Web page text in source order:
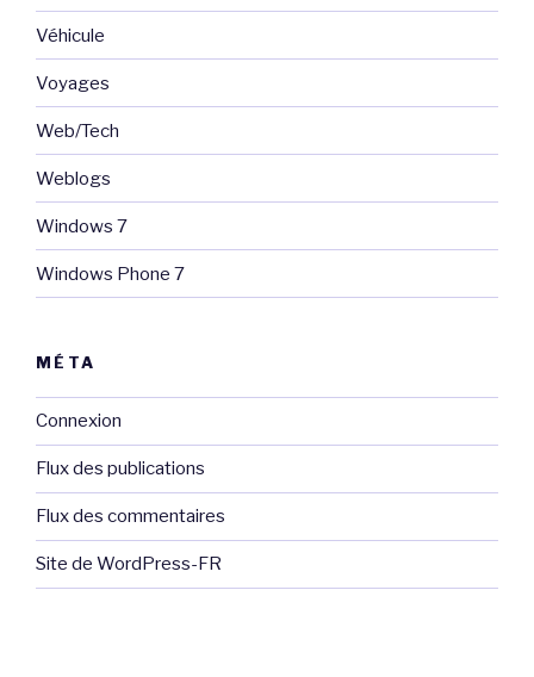
Véhicule
Voyages
Web/Tech
Weblogs
Windows 7
Windows Phone 7
MÉTA
Connexion
Flux des publications
Flux des commentaires
Site de WordPress-FR